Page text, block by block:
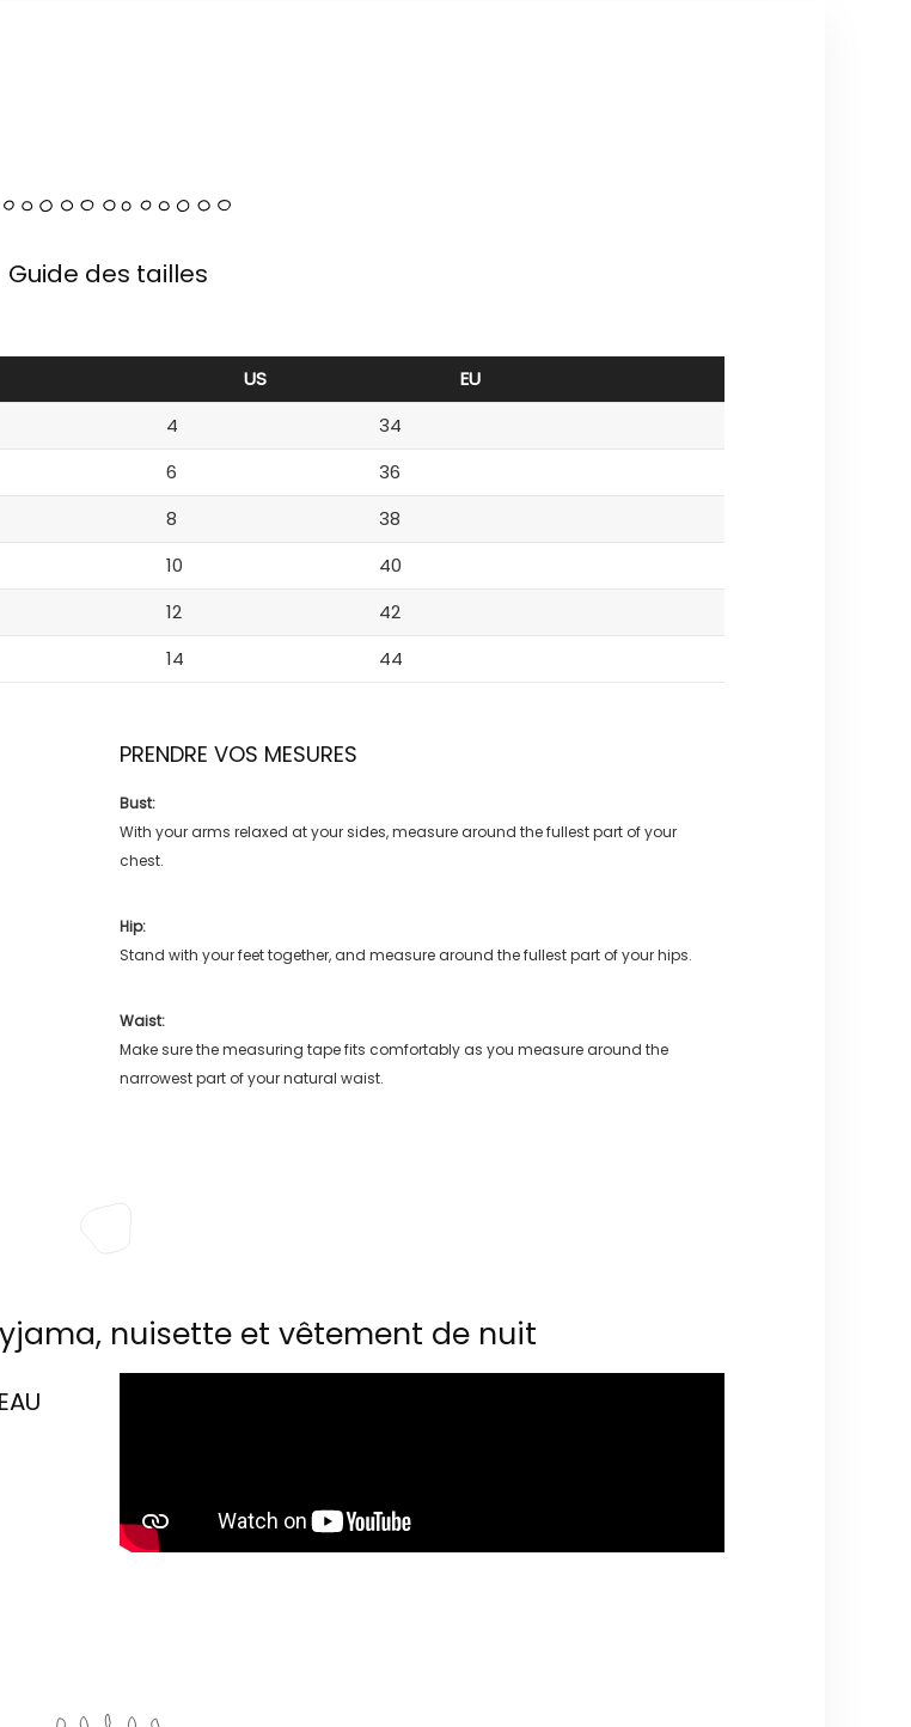
Guide des tailles
US
EU
4
34
6
36
8
38
10
40
12
42
14 44
PRENDRE VOS MESURES
Bust:
With your arms relaxed at your sides, measure around the fullest part of your
chest.
Hip:
Stand with your feet together, and measure around the fullest part of your hips.
Waist:
Make sure the measuring tape fits comfortably as you measure around the
narrowest part of your natural waist.
nuisette et vêtement de nuit